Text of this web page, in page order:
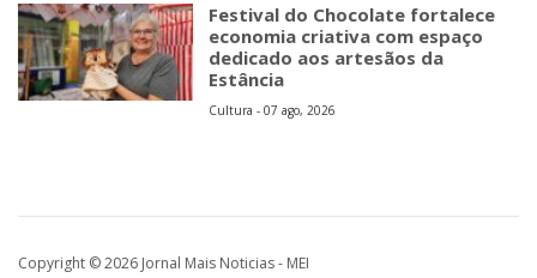
Festival do Chocolate fortalece
economia criativa com espaço
dedicado aos artesãos da
Estância
Cultura - 07 ago, 2026
Copyright © 2026 Jornal Mais Noticias - MEI